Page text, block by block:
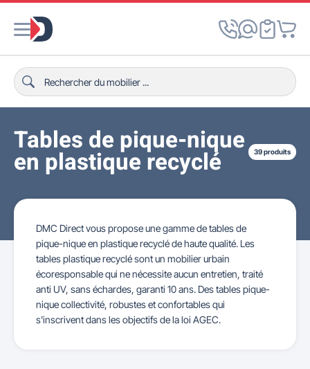
Tables de pique-nique
en plastique recyclé 39 produits
DMC Direct vous propose une gamme de tables de
pique-nique en plastique recyclé de haute qualité. Les
tables plastique recyclé sont un mobilier urbain
écoresponsable qui ne nécessite aucun entretien, traité
anti UV, sans échardes, garanti 10 ans. Des tables pique-
nique collectivité, robustes et confortables qui
s'inscrivent dans les objectifs de la loi AGEC.